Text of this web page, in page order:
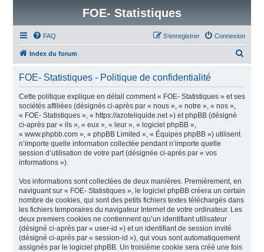
FOE- Statistiques
FAQ Connexion
S’enregistrer
Index du forum
h
FOE- Statistiques - Politique de confidentialité
Cette politique explique en détail comment « FOE- Statistiques » et ses
sociétés affiliées (désignés ci-après par « nous », « notre », « nos »,
« FOE- Statistiques », « https://azoteliquide.net ») et phpBB (désigné
ci-après par « ils », « eux », « leur », « logiciel phpBB »,
« www.phpbb.com », « phpBB Limited », « Équipes phpBB ») utilisent
n’importe quelle information collectée pendant n’importe quelle
session d’utilisation de votre part (désignée ci-après par « vos
informations »).
Vos informations sont collectées de deux manières. Premièrement, en
naviguant sur « FOE- Statistiques », le logiciel phpBB créera un certain
nombre de cookies, qui sont des petits fichiers textes téléchargés dans
les fichiers temporaires du navigateur Internet de votre ordinateur. Les
deux premiers cookies ne contiennent qu’un identifiant utilisateur
(désigné ci-après par « user-id ») et un identifiant de session invité
(désigné ci-après par « session-id »), qui vous sont automatiquement
assignés par le logiciel phpBB. Un troisième cookie sera créé une fois